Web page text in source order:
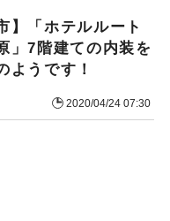
】「ホテルルート
」7階建ての内装を
ようです！
2020/04/24 07:30